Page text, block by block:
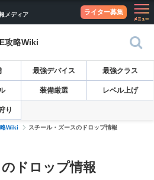
メディア
ライター募集
攻略Wiki
最強デバイス 最強クラス
装備厳選 レベル上げ
り
Wiki スチール・ズースのドロップ情報
ドロップ情報